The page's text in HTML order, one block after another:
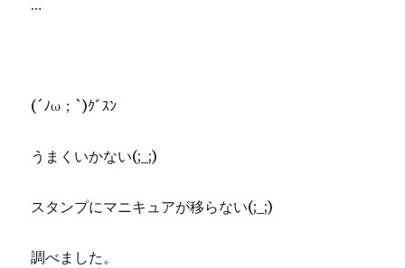
…
(´ﾉω；`)ｸﾞｽﾝ
うまくいかない(;_;)
スタンプにマニキュアが移らない(;_;)
調べました。